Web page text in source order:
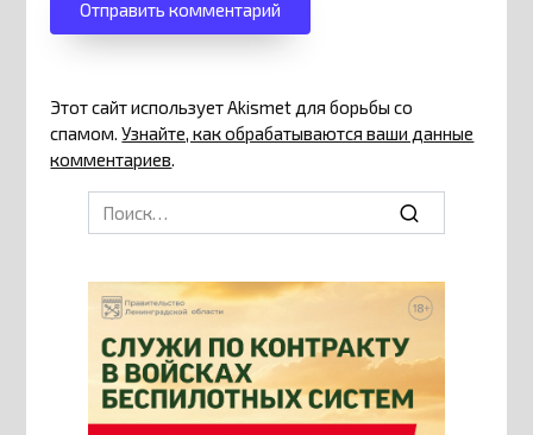
Этот сайт использует Akismet для борьбы со
спамом.Узнайте, как обрабатываются ваши данные
комментариев.
Search
for: